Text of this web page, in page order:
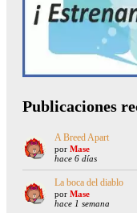
Publicaciones
A Breed Apart
por Mase
hace 6 días
La boca del diablo
por Mase
hace 1 semana